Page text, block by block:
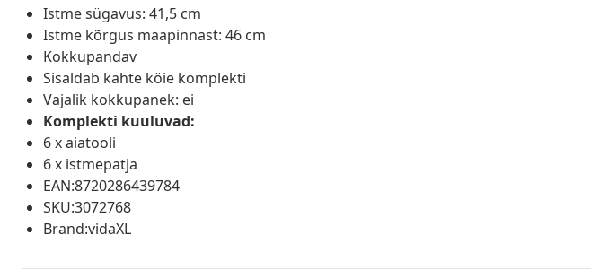
Istme sügavus: 41,5 cm
Istme kõrgus maapinnast: 46 cm
Kokkupandav
Sisaldab kahte köie komplekti
Vajalik kokkupanek: ei
Komplekti kuuluvad:
6 x aiatooli
6 x istmepatja
EAN:8720286439784
SKU:3072768
Brand:vidaXL